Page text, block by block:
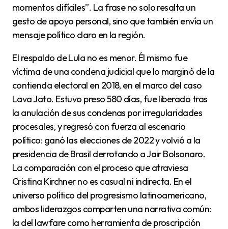
momentos difíciles”. La frase no solo resalta un
gesto de apoyo personal, sino que también envía un
mensaje político claro en la región.
El respaldo de Lula no es menor. Él mismo fue
víctima de una condena judicial que lo marginó de la
contienda electoral en 2018, en el marco del caso
Lava Jato. Estuvo preso 580 días, fue liberado tras
la anulación de sus condenas por irregularidades
procesales, y regresó con fuerza al escenario
político: ganó las elecciones de 2022 y volvió a la
presidencia de Brasil derrotando a Jair Bolsonaro.
La comparación con el proceso que atraviesa
Cristina Kirchner no es casual ni indirecta. En el
universo político del progresismo latinoamericano,
ambos liderazgos comparten una narrativa común:
la del lawfare como herramienta de proscripción